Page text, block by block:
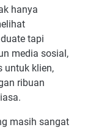
dulu baru bisa
hanya
tapi
media sosial,
untuk klien,
ribuan
masih sangat